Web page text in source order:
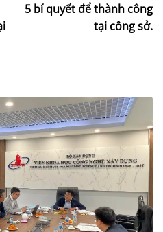
5 bí quyết để thành công
tại công sở.